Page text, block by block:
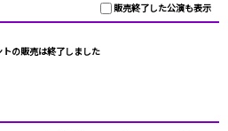
販売終了した公演も表示
トの販売は終了しました